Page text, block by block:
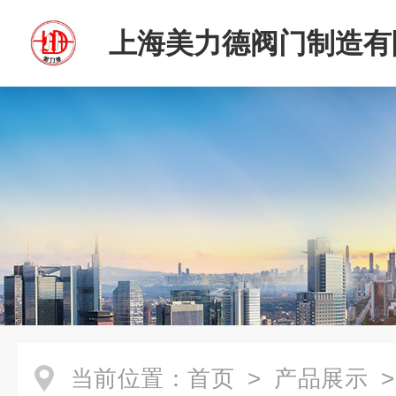
上海美力德阀门制造
当前位置： 首页 > 产品展示